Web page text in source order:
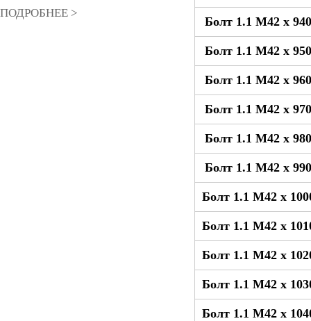
Болт 1.1 М42 x
Болт 1.1 М42 x
Болт 1.1 М42 x
Болт 1.1 М42 x
Болт 1.1 М42 x
Болт 1.1 М42 x
Болт 1.1 М42 x
Болт 1.1 М42 x
Болт 1.1 М42 x
Болт 1.1 М42 x
Болт 1.1 М42 x
ПОДРОБНЕЕ >